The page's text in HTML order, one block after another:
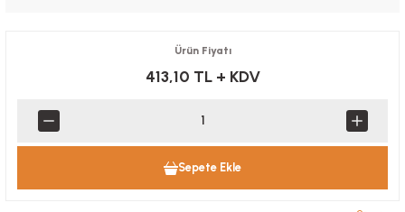
Ürün Fiyatı
413,10 TL + KDV
Sepete Ekle